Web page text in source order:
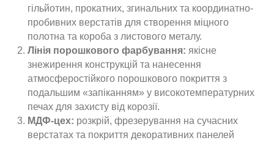
гільйотин, прокатних, згинальних та координатно-
пробивних верстатів для створення міцного
полотна та короба з листового металу.
Лінія порошкового фарбування: якісне
знежирення конструкцій та нанесення
атмосферостійкого порошкового покриття з
подальшим «запіканням» у високотемпературних
печах для захисту від корозії.
МДФ-цех: розкрій, фрезерування на сучасних
верстатах та покриття декоративних панелей